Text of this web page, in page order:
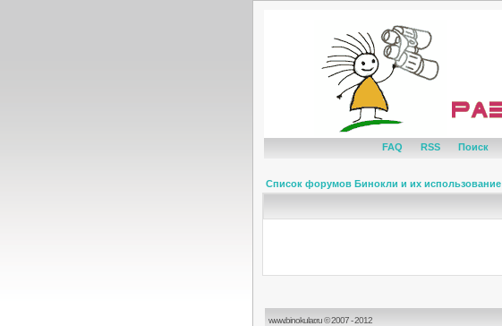
FAQ RSS Поиск
Список форумов Бинокли и их использование
www.binokular.ru © 2007 - 2012